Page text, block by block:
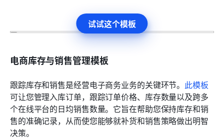
试试这个模板
电商库存与销售管理模板
跟踪库存和销售是经营电子商务业务的关键环节。 此模板
可让您管理入库订单，跟踪订单价格、库存数量以及跨多
个在线平台的日均销售数量。它旨在帮助您保持库存和销
售的准确记录，从而使您能够就补货和销售策略做出明智
决策。